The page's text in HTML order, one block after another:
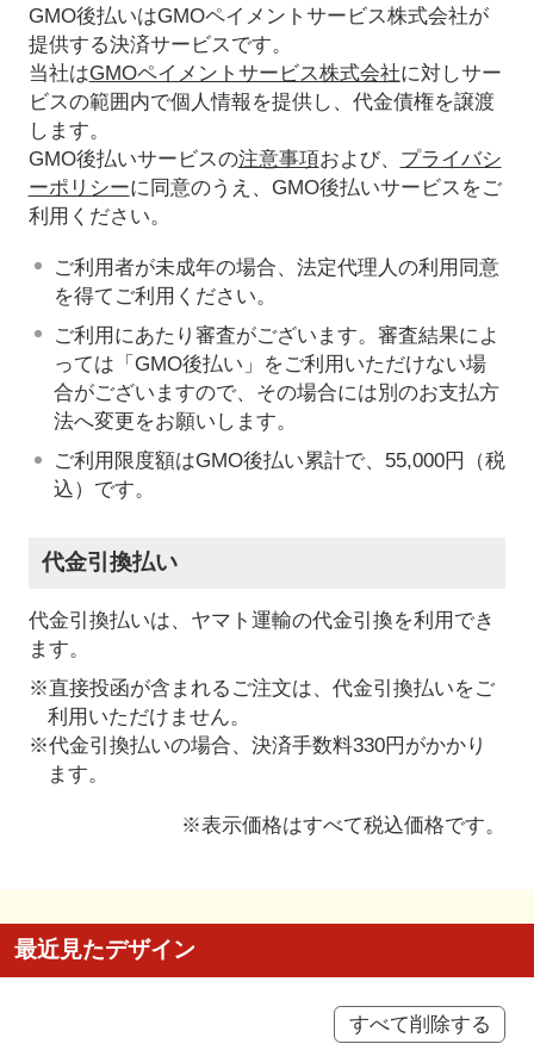
GMO後払いはGMOペイメントサービス株式会社が
提供する決済サービスです。
当社はGMOペイメントサービス株式会社に対しサー
ビスの範囲内で個人情報を提供し、代金債権を譲渡
します。
GMO後払いサービスの注意事項および、 プライバシ
ーポリシーに同意のうえ、GMO後払いサービスをご
利用ください。
ご利用者が未成年の場合、法定代理人の利用同意
を得てご利用ください。
ご利用にあたり審査がございます。審査結果によ
っては「GMO後払い」をご利用いただけない場
合がございますので、その場合には別のお支払方
法へ変更をお願いします。
ご利用限度額はGMO後払い累計で、55,000円（税
込）です。
代金引換払い
代金引換払いは、ヤマト運輸の代金引換を利用でき
ます。
※直接投函が含まれるご注文は、代金引換払いをご
利用いただけません。
※代金引換払いの場合、決済手数料330円がかかり
ます。
※表示価格はすべて税込価格です。
最近見たデザイン
すべて削除する